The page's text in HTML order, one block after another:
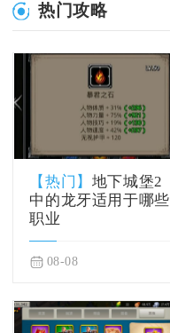
热门攻略
【热门】 地下城堡2
中的龙牙适用于哪些
职业
08-08